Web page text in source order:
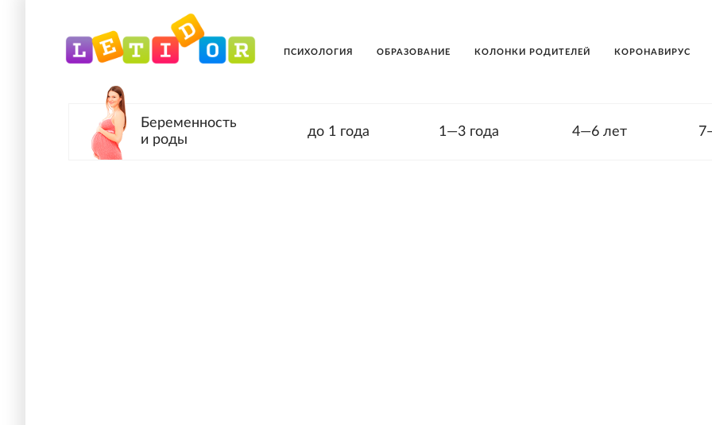
ПСИХОЛОГИЯ ОБРАЗОВАНИЕ КОЛОНКИ РОДИТЕЛЕЙ КОРОНАВИРУС
Беременность
и роды
до 1 года 1—3 года 4—6 лет